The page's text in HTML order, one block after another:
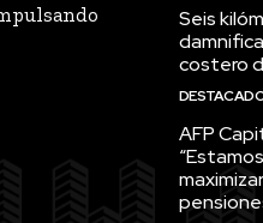
Seis
costero
AFP